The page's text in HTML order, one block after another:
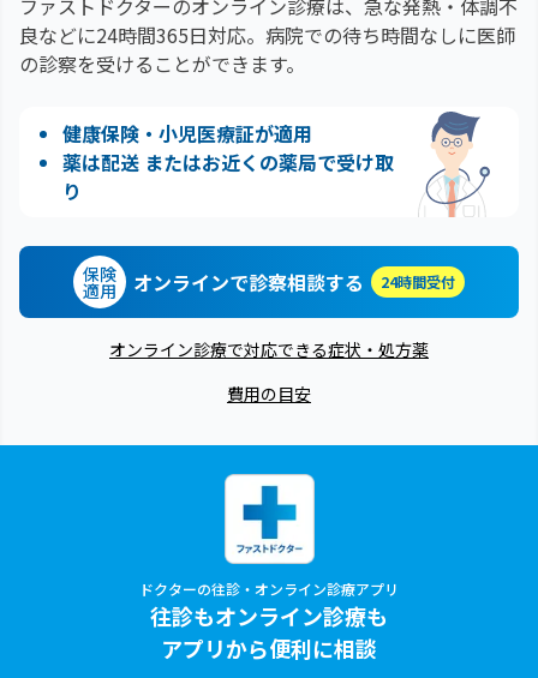
ファストドクターのオンライン診療は、急な発熱・体調不
良などに24時間365日対応。 病院での待ち時間なしに医師
の診察を受けることができます。
健康保険・小児医療証が適用
薬は配送 またはお近くの薬局で受け取
り
保険
適用 オンラインで診察相談する 24時間受付
オンライン診療で対応できる症状・処方薬
費用の目安
ドクターの往診・オンライン診療アプリ
往診もオンライン診療も
アプリから便利に相談